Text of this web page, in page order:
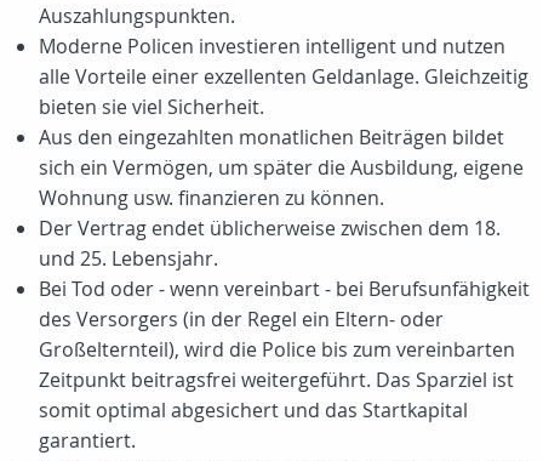
Auszahlungspunkten.
Moderne Policen investieren intelligent und nutzen
alle Vorteile einer exzellenten Geldanlage. Gleichzeitig
bieten sie viel Sicherheit.
Aus den eingezahlten monatlichen Beiträgen bildet
sich ein Vermögen, um später die Ausbildung, eigene
Wohnung usw. finanzieren zu können.
Der Vertrag endet üblicherweise zwischen dem 18.
und 25. Lebensjahr.
Bei Tod oder - wenn vereinbart - bei Berufsunfähigkeit
des Versorgers (in der Regel ein Eltern- oder
Großelternteil), wird die Police bis zum vereinbarten
Zeitpunkt beitragsfrei weitergeführt. Das Sparziel ist
somit optimal abgesichert und das Startkapital
garantiert.